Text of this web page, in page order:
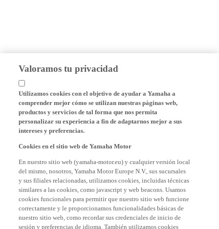
Valoramos tu privacidad
Utilizamos cookies con el objetivo de ayudar a Yamaha a
comprender mejor cómo se utilizan nuestras páginas web,
productos y servicios de tal forma que nos permita
personalizar su experiencia a fin de adaptarnos mejor a sus
intereses y preferencias.
Cookies en el sitio web de Yamaha Motor
En nuestro sitio web (yamaha-motor.eu) y cualquier versión local
del mismo, nosotros, Yamaha Motor Europe N.V., sus sucursales
y sus filiales relacionadas, utilizamos cookies, incluidas técnicas
similares a las cookies, como javascript y web beacons. Usamos
cookies funcionales para permitir que nuestro sitio web funcione
correctamente y le proporcionamos funcionalidades básicas de
nuestro sitio web, como recordar sus credenciales de inicio de
sesión y preferencias de idioma. También utilizamos cookies